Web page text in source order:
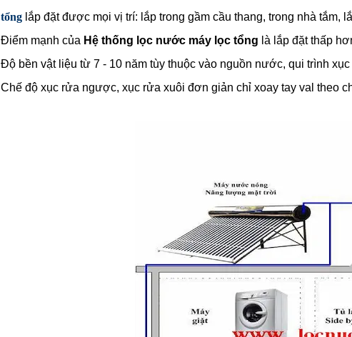
tổng lắp đặt được mọi vị trí: lắp trong gầm cầu thang, trong nhà tắm,
Điểm mạnh của Hệ thống lọc nước máy lọc tổng là lắp đặt thấp
Độ bền vật liệu từ 7 - 10 năm tùy thuộc vào nguồn nước, qui trình
Chế độ xục rửa ngược, xục rửa xuôi đơn giản chỉ xoay tay val theo